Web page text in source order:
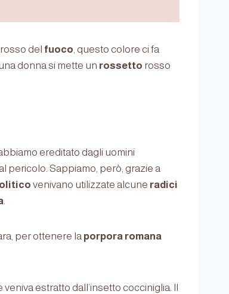
del fuoco, questo colore ci fa
donna si mette un rossetto rosso
ereditato dagli uomini
pericolo. Sappiamo, però, grazie a
venivano utilizzate alcune radici
.
per ottenere la porpora romana
estratto dall’insetto cocciniglia. Il